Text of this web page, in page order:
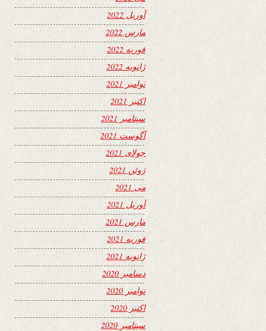
آوریل 2022
مارس 2022
فوریه 2022
ژانویه 2022
نوامبر 2021
اکتبر 2021
سپتامبر 2021
آگوست 2021
جولای 2021
ژوئن 2021
می 2021
آوریل 2021
مارس 2021
فوریه 2021
ژانویه 2021
دسامبر 2020
نوامبر 2020
اکتبر 2020
سپتامبر 2020